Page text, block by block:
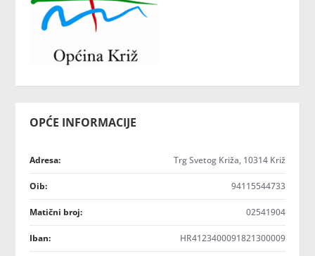
OPĆE INFORMACIJE
Adresa: Trg Svetog Križa, 10314 Križ
Oib: 94115544733
Matični broj: 02541904
Iban: HR4123400091821300009